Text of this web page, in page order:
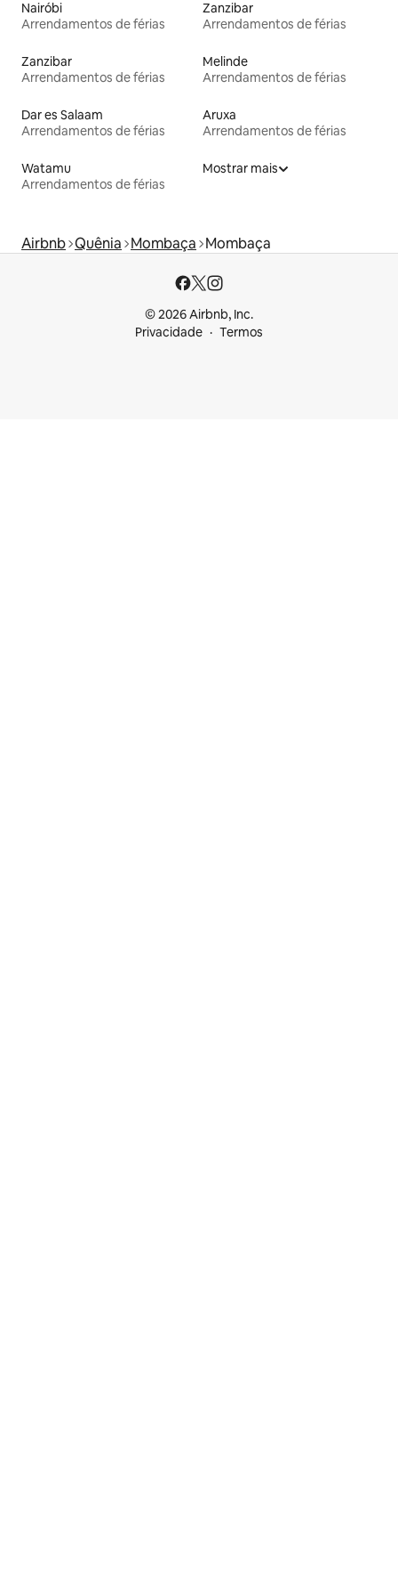
Nairóbi
Arrendamentos de férias
Zanzibar
Arrendamentos de férias
Zanzibar
Arrendamentos de férias
Melinde
Arrendamentos de férias
Dar es Salaam
Arrendamentos de férias
Aruxa
Arrendamentos de férias
Watamu
Arrendamentos de férias
Mostrar mais
Airbnb Quênia Mombaça Mombaça
© 2026 Airbnb, Inc.
Privacidade
Termos